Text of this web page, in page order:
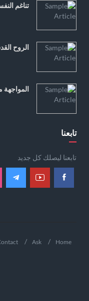
تناغم
الروح
تابعنا
تابعنا ليصلك كل جديد
Home
Ask